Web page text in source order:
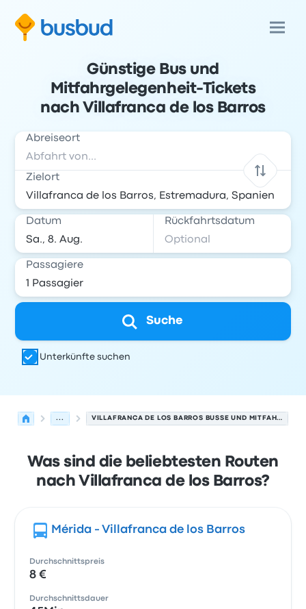
Günstige Bus und
Mitfahrgelegenheit-Tickets
nach Villafranca de los Barros
Abreiseort
Zielort
Datum Rückfahrtsdatum
Passagiere
Suche
Unterkünfte suchen
... VILLAFRANCA DE LOS BARROS BUSSE UND MITFAHRGELEGENHEITEN.
Was sind die beliebtesten Routen
nach Villafranca de los Barros?
Mérida - Villafranca de los Barros
Durchschnittspreis
8 €
Durchschnittsdauer